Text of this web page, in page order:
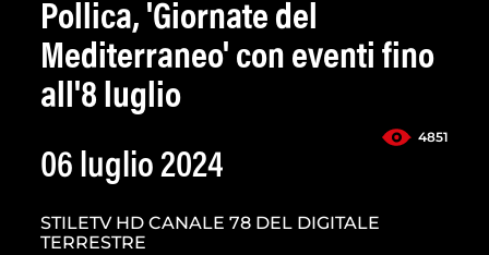
Pollica, 'Giornate del
Mediterraneo' con eventi fino
all'8 luglio
4851
06 luglio 2024
STILETV HD CANALE 78 DEL DIGITALE
TERRESTRE